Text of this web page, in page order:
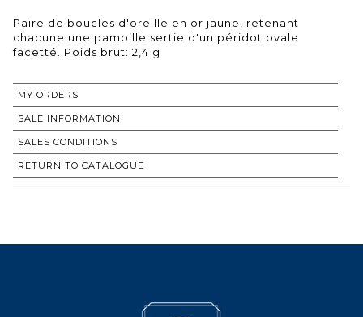
Paire de boucles d'oreille en or jaune, retenant
chacune une pampille sertie d'un péridot ovale
facetté. Poids brut: 2,4 g
MY ORDERS
SALE INFORMATION
SALES CONDITIONS
RETURN TO CATALOGUE